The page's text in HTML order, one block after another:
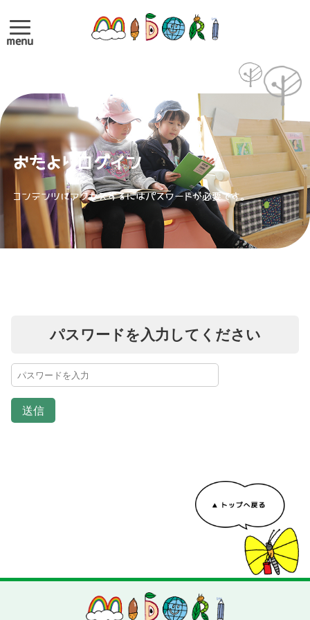
menu
おたよりログイン
コンテンツにアクセスするにはパスワードが必要です。
パスワードを入力してください
送信